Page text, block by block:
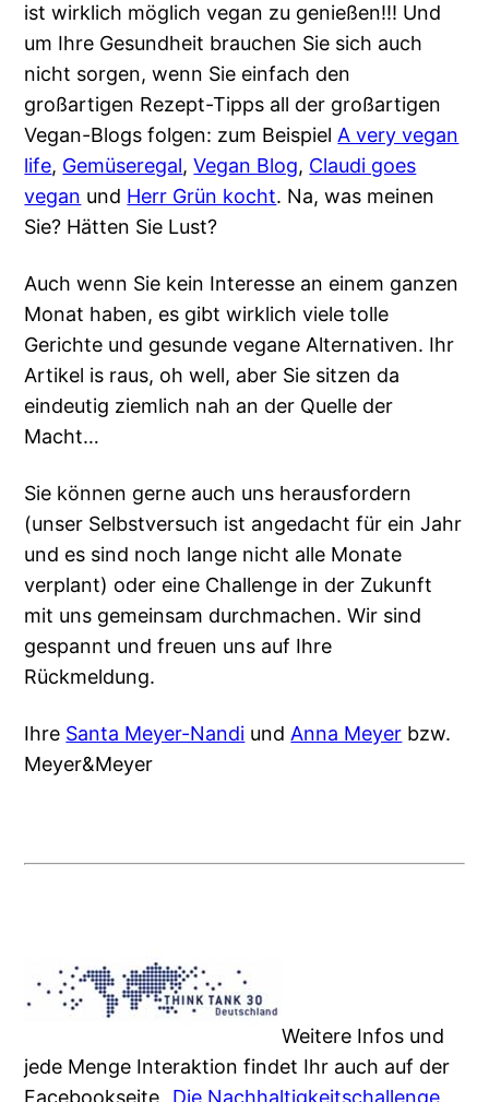
ist wirklich möglich vegan zu genießen!!! Und
um Ihre Gesundheit brauchen Sie sich auch
nicht sorgen, wenn Sie einfach den
großartigen Rezept-Tipps all der großartigen
Vegan-Blogs folgen: zum BeispielA very vegan
life, Gemüseregal,Vegan Blog, Claudi goes
vegan und Herr Grün kocht. Na, was meinen
Sie? Hätten Sie Lust?
Auch wenn Sie kein Interesse an einem ganzen
Monat haben, es gibt wirklich viele tolle
Gerichte und gesunde vegane Alternativen. Ihr
Artikel is raus, oh well, aber Sie sitzen da
eindeutig ziemlich nah an der Quelle der
Macht…
Sie können gerne auch uns herausfordern
(unser Selbstversuch ist angedacht für ein Jahr
und es sind noch lange nicht alle Monate
verplant) oder eine Challenge in der Zukunft
mit uns gemeinsam durchmachen. Wir sind
gespannt und freuen uns auf Ihre
Rückmeldung.
Ihre Santa Meyer-Nandi undAnna Meyer bzw.
Meyer&Meyer
Weitere Infos und
jede Menge Interaktion findet Ihr auch auf der
Facebookseite „Die Nachhaltigkeitschallenge